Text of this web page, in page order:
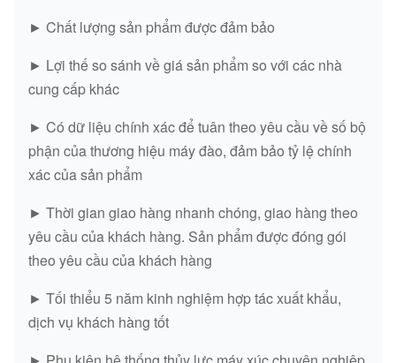
► Chất lượng sản phẩm được đảm bảo
► Lợi thế so sánh về giá sản phẩm so với các nhà
cung cấp khác
► Có dữ liệu chính xác để tuân theo yêu cầu về số bộ
phận của thương hiệu máy đào, đảm bảo tỷ lệ chính
xác của sản phẩm
► Thời gian giao hàng nhanh chóng, giao hàng theo
yêu cầu của khách hàng. Sản phẩm được đóng gói
theo yêu cầu của khách hàng
► Tối thiểu 5 năm kinh nghiệm hợp tác xuất khẩu,
dịch vụ khách hàng tốt